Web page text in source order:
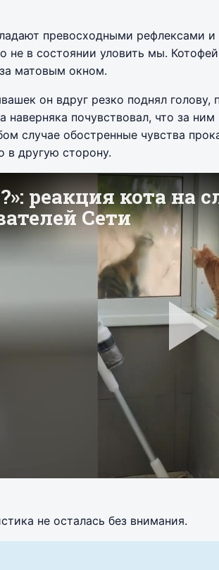
превосходными рефлексами
не в состоянии уловить мы.
матовым окном.
он вдруг резко поднял голову,
наверняка почувствовал, что за
случае обостренные чувства
в другую сторону.
не осталась без внимания.